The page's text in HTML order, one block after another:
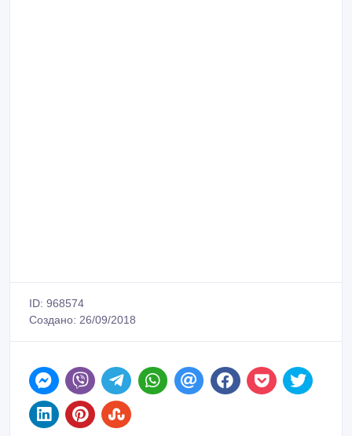
ID: 968574
Создано: 26/09/2018